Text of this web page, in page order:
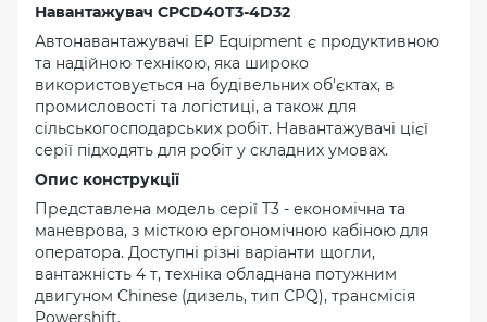
Навантажувач CPCD40T3-4D32
Автонавантажувачі EP Equipment є продуктивною
та надійною технікою, яка широко
використовується на будівельних об'єктах, в
промисловості та логістиці, а також для
сільськогосподарських робіт. Навантажувачі цієї
серії підходять для робіт у складних умовах.
Опис конструкції
Представлена ​​модель серії Т3 - економічна та
маневрова, з місткою ергономічною кабіною для
оператора. Доступні різні варіанти щогли,
вантажність 4 т, техніка обладнана потужним
двигуном Chinese (дизель, тип CPQ), трансмісія
Powershift.